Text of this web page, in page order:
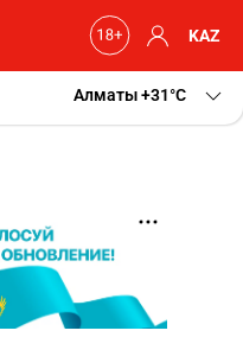
KAZ
Алматы+31 C